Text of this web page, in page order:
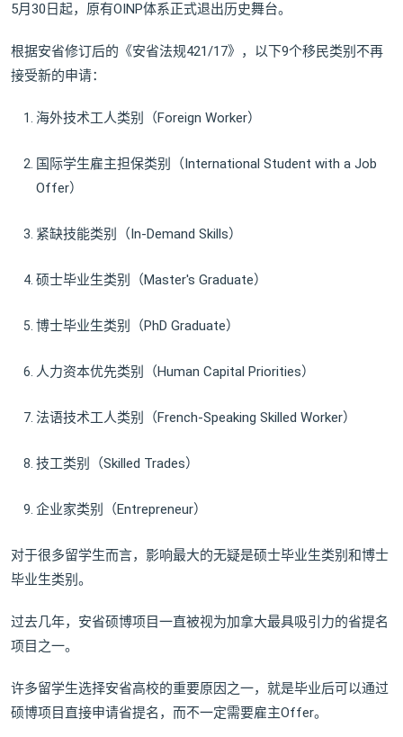
5月30日起，原有OINP体系正式退出历史舞台。
根据安省修订后的《安省法规421/17》，以下9个移民类别不再
接受新的申请：
海外技术工人类别（Foreign Worker）
国际学生雇主担保类别（International Student with a Job
Offer）
紧缺技能类别（In-Demand Skills）
硕士毕业生类别（Master's Graduate）
博士毕业生类别（PhD Graduate）
人力资本优先类别（Human Capital Priorities）
法语技术工人类别（French-Speaking Skilled Worker）
技工类别（Skilled Trades）
企业家类别（Entrepreneur）
对于很多留学生而言，影响最大的无疑是硕士毕业生类别和博士
毕业生类别。
过去几年，安省硕博项目一直被视为加拿大最具吸引力的省提名
项目之一。
许多留学生选择安省高校的重要原因之一，就是毕业后可以通过
硕博项目直接申请省提名，而不一定需要雇主Offer。